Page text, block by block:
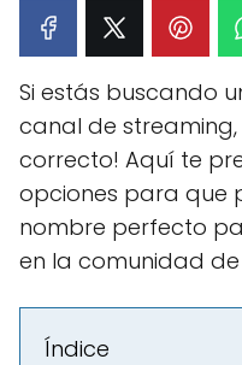
Si estás buscando
canal de streaming,
correcto! Aquí te
opciones para que
nombre perfecto
en la comunidad
Índice